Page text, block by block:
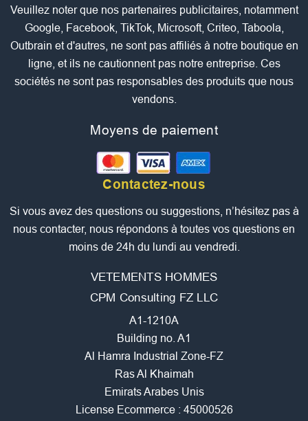
Veuillez noter que nos partenaires publicitaires, notamment
Google, Facebook, TikTok, Microsoft, Criteo, Taboola,
Outbrain et d'autres, ne sont pas affiliés à notre boutique en
ligne, et ils ne cautionnent pas notre entreprise. Ces
sociétés ne sont pas responsables des produits que nous
vendons.
Moyens de paiement
Contactez-nous
Si vous avez des questions ou suggestions, n’hésitez pas à
nous contacter, nous répondons à toutes vos questions en
moins de 24h du lundi au vendredi.
VETEMENTS HOMMES
CPM Consulting FZ LLC
A1-1210A
Building no. A1
Al Hamra Industrial Zone-FZ
Ras Al Khaimah
Emirats Arabes Unis
License Ecommerce : 45000526